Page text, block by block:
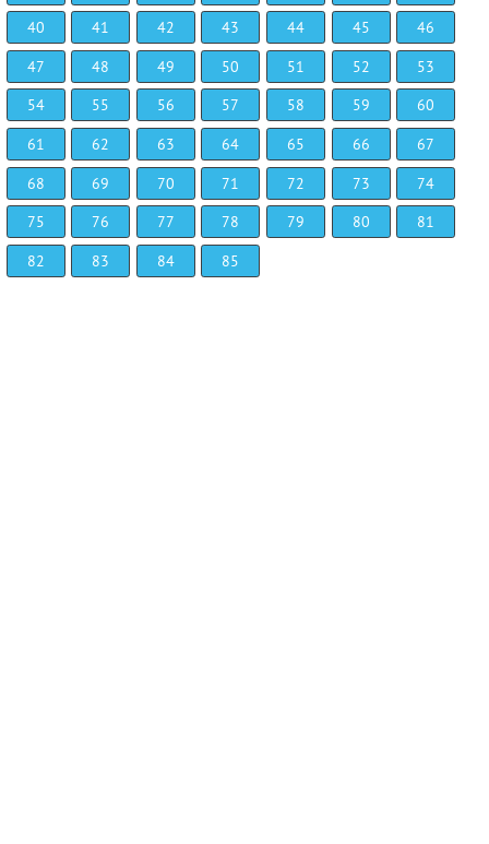
40
41 42 43 44 45
46
47
48 49 50 51 52
53
54
55 56 57 58 59
60
61
62 63 64 65 66
67
68
69 70 71 72 73
74
75
76 77 78 79 80
81
82
83 84 85